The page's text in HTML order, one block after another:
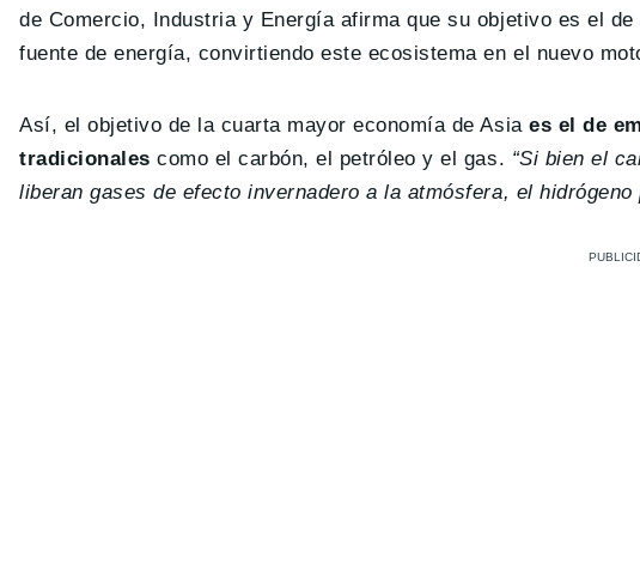
de Comercio, Industria y Energía afirma que su objetivo es el
fuente de energía, convirtiendo este ecosistema en el nuevo
Así, el objetivo de la cuarta mayor economía de Asiaes el de
tradicionales como el carbón, el petróleo y el gas. “Si bien el
liberan gases de efecto invernadero a la atmósfera, el